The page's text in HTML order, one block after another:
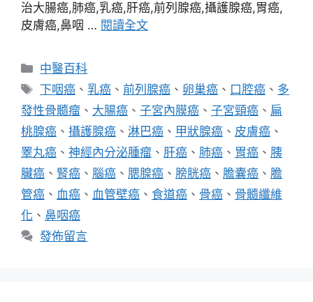
治大腸癌,肺癌,乳癌,肝癌,前列腺癌,攝護腺癌,胃癌,
皮膚癌,鼻咽 … 閱讀全文
分
類
中醫百科
標
籤
下咽癌 、 乳癌 、前列腺癌 、 卵巢癌 、 口腔癌 、 多
發性骨髓瘤 、 大腸癌 、 子宮內膜癌 、 子宮頸癌 、 扁
桃腺癌 、 攝護腺癌 、 淋巴癌 、 甲狀腺癌 、 皮膚癌 、
睪丸癌 、 神經內分泌腫瘤 、 肝癌 、 肺癌 、 胃癌 、 胰
臟癌 、 腎癌 、 腦癌 、 腮腺癌 、 膀胱癌 、 膽囊癌 、 膽
管癌 、 血癌 、 血管壁癌 、 食道癌 、 骨癌 、 骨髓纖維
化 、 鼻咽癌
發佈留言